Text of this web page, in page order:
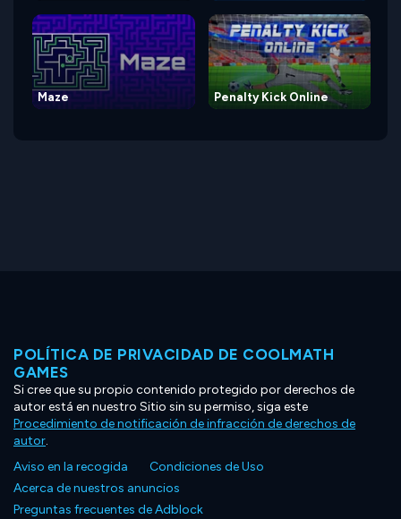
Maze Penalty Kick Online
POLÍTICA DE PRIVACIDAD DE COOLMATH
GAMES
Si cree que su propio contenido protegido por derechos de
autor está en nuestro Sitio sin su permiso, siga este
Procedimiento de notificación de infracción de derechos de
autor.
Aviso en la recogida
Condiciones de Uso
Acerca de nuestros anuncios
Preguntas frecuentes de Adblock